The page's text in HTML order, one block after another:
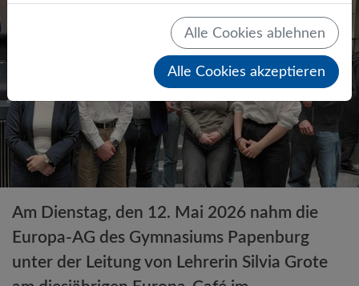
Am Dienstag, den 12. Mai 2026 nahm die
Europa-AG des Gymnasiums Papenburg
unter der Leitung von Lehrerin Silvia Grote
Alle Cookies ablehnen
Alle Cookies akzeptieren